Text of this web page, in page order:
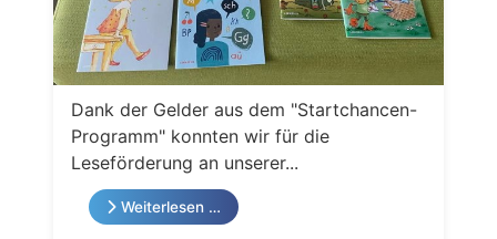
Dank der Gelder aus dem "Startchancen-
Programm" konnten wir für die
Leseförderung an unserer...
Weiterlesen …